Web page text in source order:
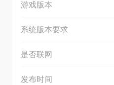
游戏版本
系统版本要求
是否联网
发布时间